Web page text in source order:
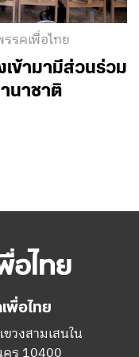
รคเพื่อไทย
ข้ามามีส่วนร่วม
นาชาติ
พื่อไทย
วงสามเสนใน